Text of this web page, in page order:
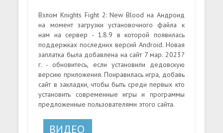
Взлом Knights Fight 2: New Blood на Андроид
на момент загрузки установочного файла к
нам на сервер - 1.8.9 в которой появилась
поддержках последних версий Android. Новая
заплатка была добавлена на сайт 7 мар. 2023?
г. - обновитесь, если установили дедовскую
версию приложения. Понравилась игра, добавь
сайт в закладки, чтобы быть среди первых кто
установить современные игры и программы
предложенные пользователями этого сайта.
ВИДЕО